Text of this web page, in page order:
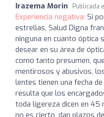
Irazema Morin Publicada
Experiencia negativa: Si
estrellas, Salud Digna
ninguna en cuanto óptica
desear en su área de
como tanto presumen,
mentirosos y abusivos,
lentes tienen una fecha
resulta que los
toda ligereza dicen en 45
no es cierto, dan plazos